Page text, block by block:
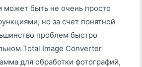
может быть не очень просто
но за счет понятной
проблем быстро
Total Image Converter
для обработки фотографий,